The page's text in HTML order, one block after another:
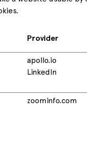
Provider
apollo.io
LinkedIn
zoominfo.com